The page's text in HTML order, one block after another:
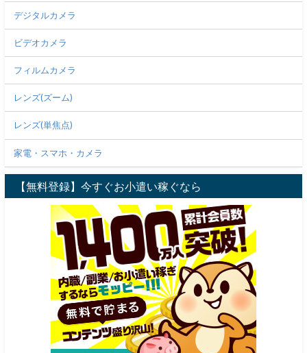
デジタルカメラ
ビデオカメラ
フィルムカメラ
レンズ(ズーム)
レンズ(単焦点)
家電・スマホ・カメラ
【無料登録】今すぐお小遣い稼ぐなら